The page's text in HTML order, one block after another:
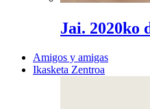
Jai. 2020ko
Amigos y amigas
Ikasketa Zentroa